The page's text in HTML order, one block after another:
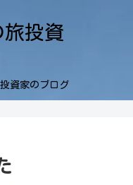
投資
資家のブログ